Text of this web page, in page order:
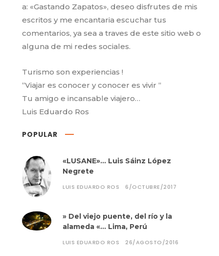
a: «Gastando Zapatos», deseo disfrutes de mis
escritos y me encantaria escuchar tus
comentarios, ya sea a traves de este sitio web o
alguna de mi redes sociales.
Turismo son experiencias !
“Viajar es conocer y conocer es vivir “
Tu amigo e incansable viajero…
Luis Eduardo Ros
POPULAR
«LUSANE»… Luis Sáinz López
Negrete
LUIS EDUARDO ROS 6/OCTUBRE/2017
» Del viejo puente, del río y la
alameda «… Lima, Perú
LUIS EDUARDO ROS 26/AGOSTO/2016